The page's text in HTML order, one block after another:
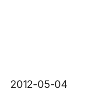
2012-05-04